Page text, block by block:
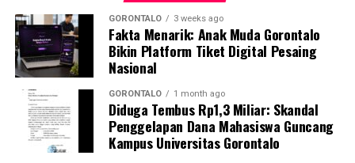
Guna memastikan kandungan material di dalamnya,
penyidik Subdit Gakkum Ditpolairud Polda Gorontalo
langsung mengirimkan sampel ke Laboratorium
Forensik (Labfor) Polda Sulawesi Utara di Manado. Hasil
pengujian laboratorium mengonfirmasi secara
meyakinkan bahwa butiran putih dalam 39 karung
tersebut positif mengandung sianida.
GORONTALO 3 weeks ago
Fakta Menarik: Anak Muda Gorontalo
Bikin Platform Tiket Digital Pesaing
Nasional
GORONTALO 1 month ago
Diduga Tembus Rp1,3 Miliar: Skandal
Penggelapan Dana Mahasiswa Guncang
Kampus Universitas Gorontalo